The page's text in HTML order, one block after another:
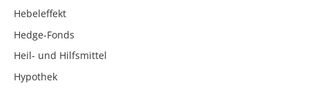
Hebeleffekt
Hedge-Fonds
Heil- und Hilfsmittel
Hypothek